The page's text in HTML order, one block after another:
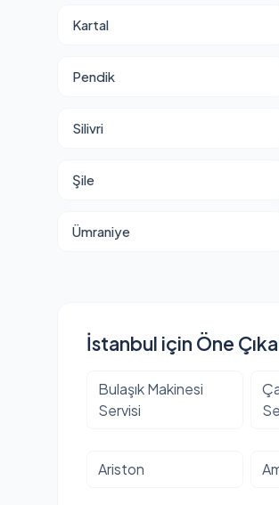
Kartal
Pendik
Silivri
Şile
Ümraniye
İstanbul için Öne
Bulaşık Makinesi
Servisi
Ariston